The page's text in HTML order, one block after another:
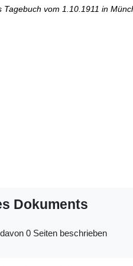
Tagebuch vom 1.10.1911 in
Dokuments
0 Seiten beschrieben